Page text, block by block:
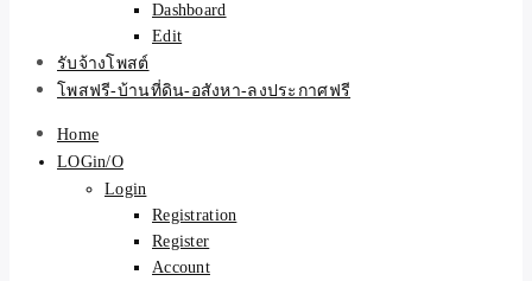
Dashboard
Edit
รับจ้างโพสต์
โพสฟรี-บ้านที่ดิน-อสังหา-ลงประกาศฟรี
Home
LOGin/O
Login
Registration
Register
Account